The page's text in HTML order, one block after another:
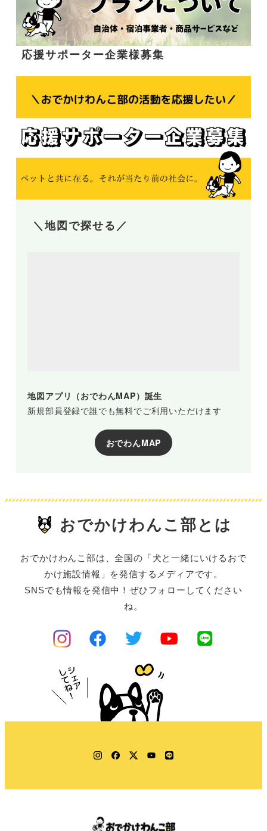
応援サポーター企業様募集
＼地図で探せる／
地図アプリ（おでわんMAP）誕生
新規部員登録で誰でも無料でご利用いただけます
おでわんMAP
おでかけわんこ部とは
おでかけわんこ部は、全国の「犬と一緒にいけるおで
かけ施設情報」を発信するメディアです。
SNSでも情報を発信中！ぜひフォローしてください
ね。
Instagram
Facebook
TwitterYouTube
LINE